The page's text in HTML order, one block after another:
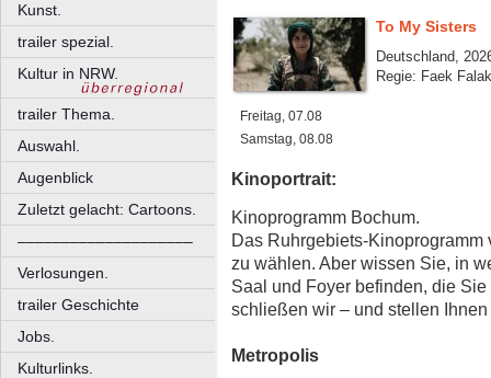
Kunst.
trailer spezial.
Kultur in NRW.
trailer Thema.
Auswahl.
Augenblick
Zuletzt gelacht: Cartoons.
––––––––––––––––––––
Verlosungen.
trailer Geschichte
Jobs.
Kulturlinks.
To My Sisters
Deutschland,
Regie: Faek Falak
Freitag, 07.08
Samstag, 08.08
Kinoportrait:
Kinoprogramm Bochum.
Das Ruhrgebiets-
zu wählen. Aber wissen Sie, in
Saal und Foyer befinden, die
schließen wir – und stellen
Metropolis